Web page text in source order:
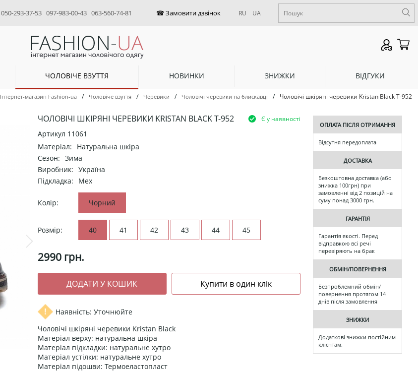
050-293-37-53 097-983-00-43 063-560-74-81 RU UA
ЧОЛОВІЧЕ ВЗУТТЯ НОВИНКИ ЗНИЖКИ ВІДГУКИ
Інтернет-магазин Fashion-ua / Чоловіче взуття / Черевики / Чоловічі черевики на блискавці / Чоловічі шкіряні черевики Kristan Black Т-952
ЧОЛОВІЧІ ШКІРЯНІ ЧЕРЕВИКИ KRISTAN BLACK Т-952 Є у наявності
Артикул 11061
Матеріал:
Натуральна шкіра
Сезон: Зима
Виробник: Україна
Підкладка:
Мех
Колір: Чорний
Розмір: 40 41 42 43 44 45
2990 грн.
Наявність: Уточнюйте
Чоловічі шкіряні черевики Kristan Black
Матеріал верху: натуральна шкіра
Матеріал підкладки: натуральне хутро
Матеріал устілки: натуральне хутро
Матеріал підошви: Термоеластопласт
ОПЛАТА ПІСЛЯ ОТРИМАННЯ
Відсутня передоплата
ДОСТАВКА
Безкоштовна доставка (або
знижка 100грн) при
замовленні від 2 позицій на
суму понад 3000 грн.
ГАРАНТІЯ
Гарантія якості. Перед
відправкою всі речі
перевіряють на брак
ОБМІН/ПОВЕРНЕННЯ
Безпроблемний обмін/
повернення протягом 14
днів після замовлення
ЗНИЖКИ
Додаткові знижки постійним
клієнтам.